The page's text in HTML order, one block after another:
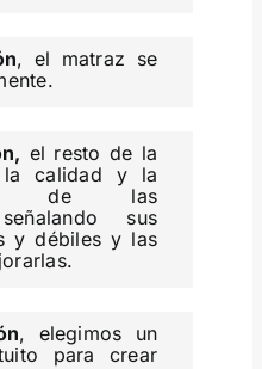
, el matraz se
el resto de la
la calidad y la
de las
sus
y débiles y las
, elegimos un
para crear